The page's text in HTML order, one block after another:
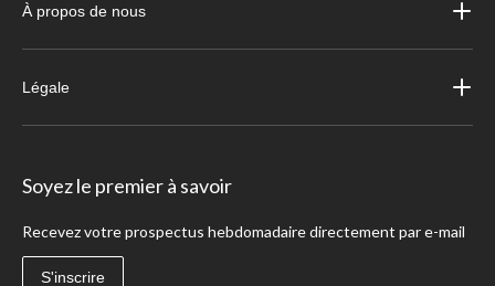
À propos de nous
Légale
Soyez le premier à savoir
Recevez votre prospectus hebdomadaire directement par e-mail
S'inscrire